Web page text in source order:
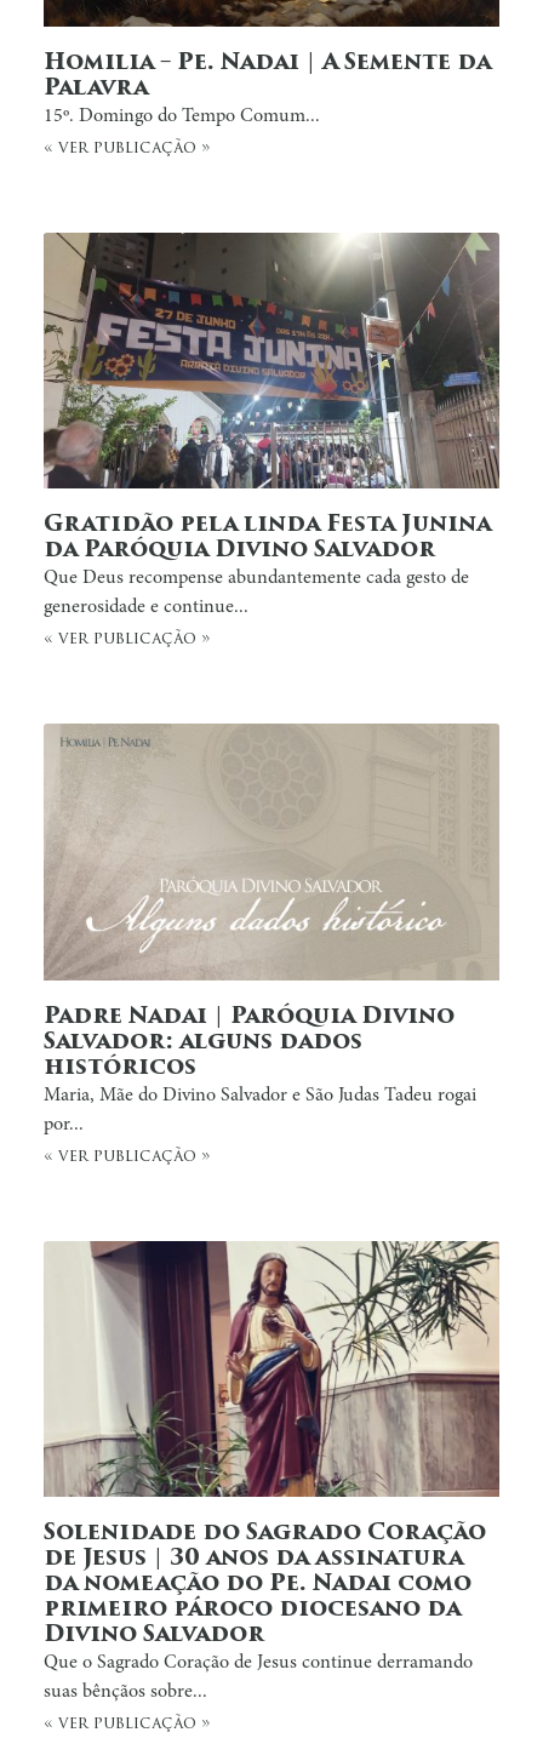
Homilia – Pe. Nadai | A Semente da
Palavra
15º. Domingo do Tempo Comum...
« ver publicação »
Gratidão pela linda Festa Junina
da Paróquia Divino Salvador
Que Deus recompense abundantemente cada gesto de
generosidade e continue...
« ver publicação »
Padre Nadai | Paróquia Divino
Salvador: alguns dados
históricos
Maria, Mãe do Divino Salvador e São Judas Tadeu rogai
por...
« ver publicação »
Solenidade do Sagrado Coração
de Jesus | 30 anos da assinatura
da nomeação do Pe. Nadai como
primeiro pároco diocesano da
Divino Salvador
Que o Sagrado Coração de Jesus continue derramando
suas bênçãos sobre...
« ver publicação »